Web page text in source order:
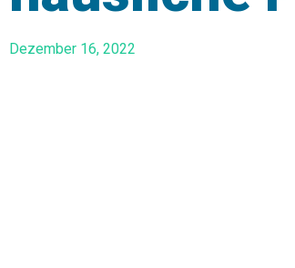
Dezember 16, 2022